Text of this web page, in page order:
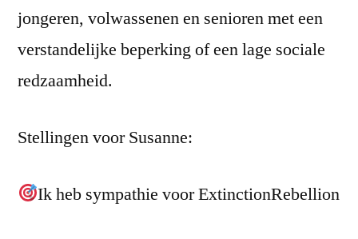
jongeren, volwassenen en senioren met een
verstandelijke beperking of een lage sociale
redzaamheid.
Stellingen voor Susanne:
Ik heb sympathie voor ExtinctionRebellion